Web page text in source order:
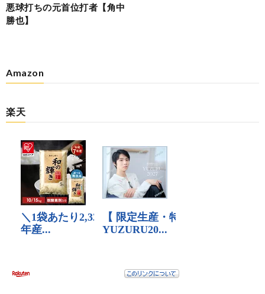
悪球打ちの元首位打者【角中
勝也】
Amazon
楽天